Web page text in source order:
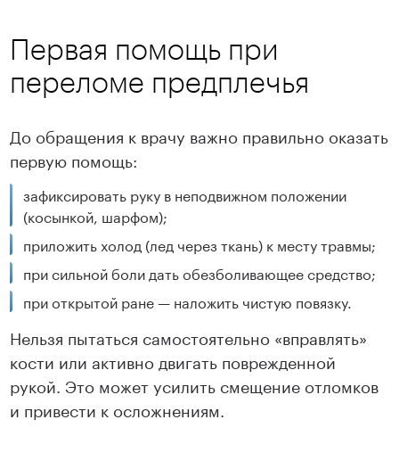
Первая помощь при
переломе предплечья
До обращения к врачу важно правильно оказать
первую помощь:
зафиксировать руку в неподвижном положении
(косынкой, шарфом);
приложить холод (лед через ткань) к месту травмы;
при сильной боли дать обезболивающее средство;
при открытой ране — наложить чистую повязку.
Нельзя пытаться самостоятельно «вправлять»
кости или активно двигать поврежденной
рукой. Это может усилить смещение отломков
и привести к осложнениям.